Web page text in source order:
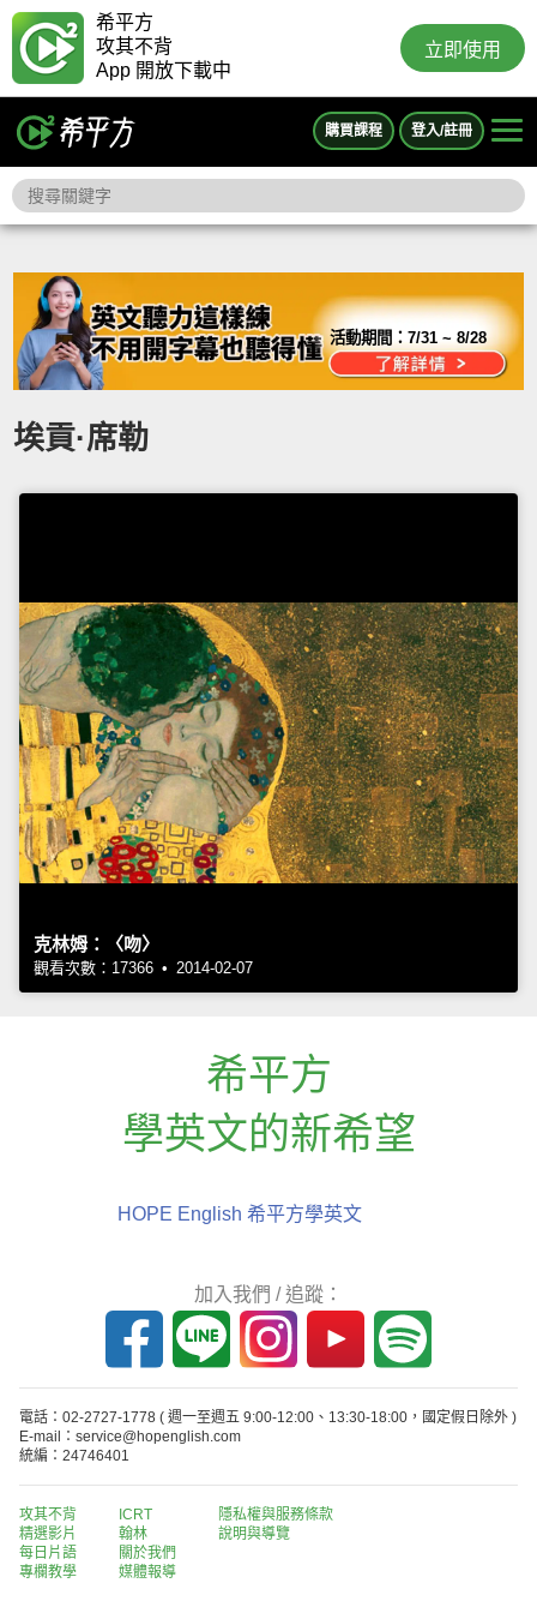
希平方
攻其不背
App 開放下載中
立即使用
購買課程 登入/註冊
活動期間：7/31 ~ 8/28
埃貢·席勒
克林姆：〈吻〉
觀看次數：17366 • 2014-02-07
希平方
學英文的新希望
HOPE English 希平方學英文
加入我們 / 追蹤：
電話：02-2727-1778 ( 週一至週五 9:00-12:00、13:30-18:00，國定假日除外 )
E-mail：service@hopenglish.com
統編：24746401
攻其不背
精選影片
每日片語
專欄教學
ICRT
翰林
關於我們
媒體報導
隱私權與服務條款
說明與導覽